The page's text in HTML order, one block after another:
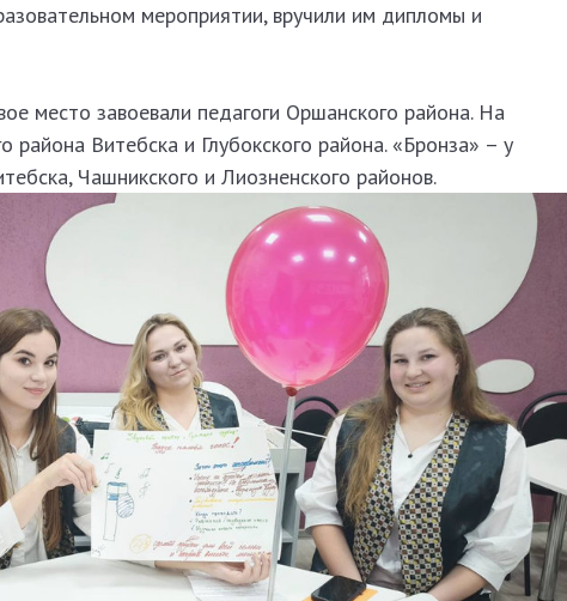
мероприятии, вручили им дипломы и
место завоевали педагоги Оршанского района. На
Витебска и Глубокского района. «Бронза» – у
Чашникского и Лиозненского районов.